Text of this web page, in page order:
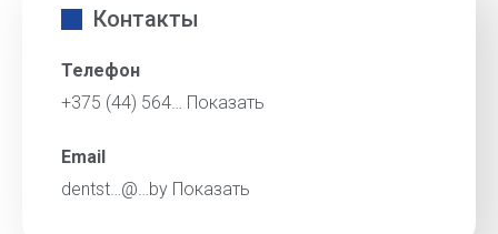
Контакты
Телефон
+375 (44) 564… Показать
Email
dentst…@…by Показать